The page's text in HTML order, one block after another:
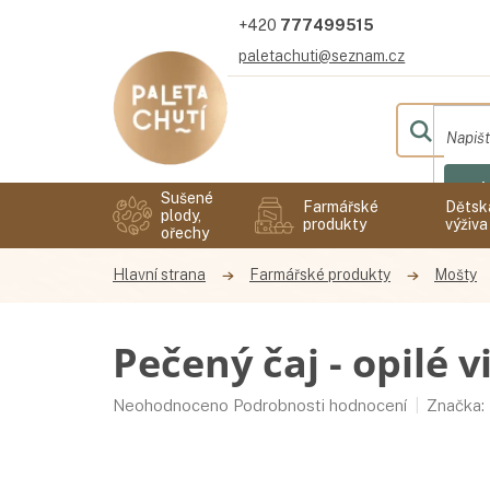
777499515
paletachuti@seznam.cz
Sušené
plody,
ořechy
Farmářské
produkty
výživa
Farmářské produkty Mošty
Pečený čaj - opilé
Průměrné
Neohodnoceno Podrobnosti hodnocení Značka: